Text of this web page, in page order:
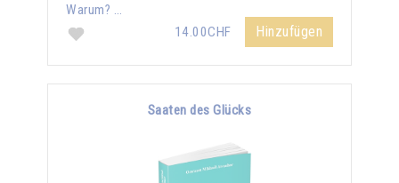
Warum? …
14.00CHF
Hinzufügen
Saaten des Glücks